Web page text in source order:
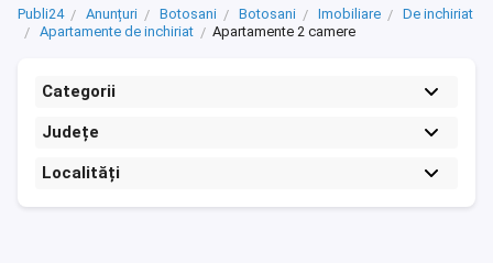
Publi24 Anunțuri Botosani Botosani Imobiliare
De inchiriat
Apartamente de inchiriat
Apartamente 2 camere
Categorii
Județe
Localități